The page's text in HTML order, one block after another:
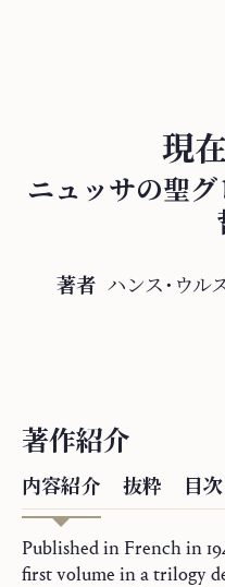
現
ニュッサの聖
著者 ハンス・ウルス
著作紹介
内容紹介 抜粋 目次
Published in French in
first volume in a trilogy